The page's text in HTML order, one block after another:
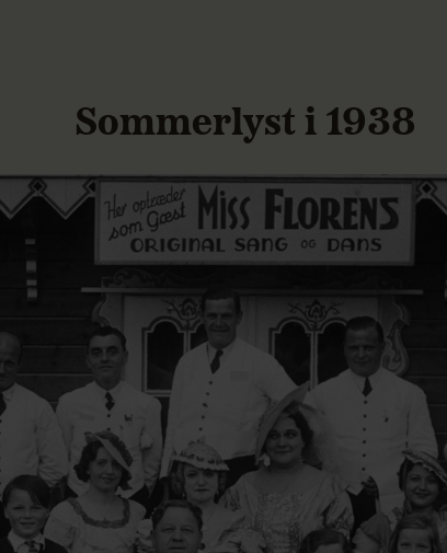
Sommerlyst i 1938